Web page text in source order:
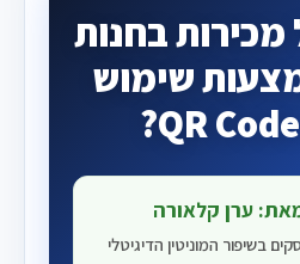
מכירות בחנות
שימוש
ערן קלאורה
בשיפור המוניטין הדיגיטלי